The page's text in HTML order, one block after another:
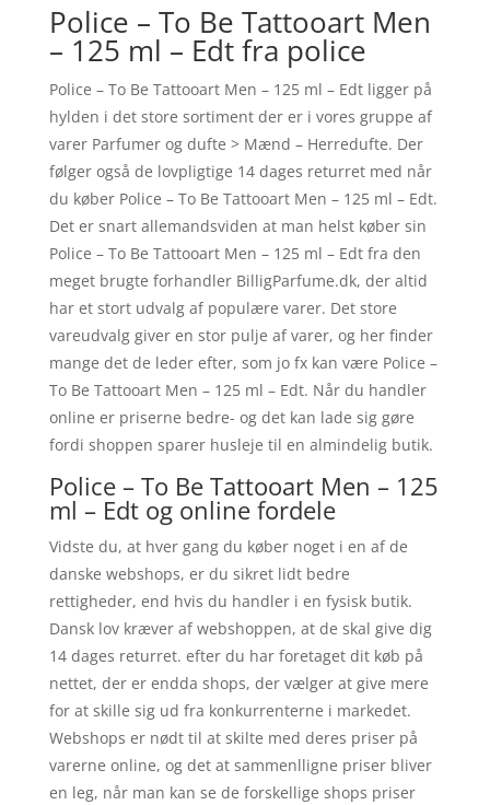
Police – To Be Tattooart Men
– 125 ml – Edt fra police
Police – To Be Tattooart Men – 125 ml – Edt ligger på
hylden i det store sortiment der er i vores gruppe af
varer Parfumer og dufte > Mænd – Herredufte. Der
følger også de lovpligtige 14 dages returret med når
du køber Police – To Be Tattooart Men – 125 ml – Edt.
Det er snart allemandsviden at man helst køber sin
Police – To Be Tattooart Men – 125 ml – Edt fra den
meget brugte forhandler BilligParfume.dk, der altid
har et stort udvalg af populære varer. Det store
vareudvalg giver en stor pulje af varer, og her finder
mange det de leder efter, som jo fx kan være Police –
To Be Tattooart Men – 125 ml – Edt. Når du handler
online er priserne bedre- og det kan lade sig gøre
fordi shoppen sparer husleje til en almindelig butik.
Police – To Be Tattooart Men – 125
ml – Edt og online fordele
Vidste du, at hver gang du køber noget i en af de
danske webshops, er du sikret lidt bedre
rettigheder, end hvis du handler i en fysisk butik.
Dansk lov kræver af webshoppen, at de skal give dig
14 dages returret. efter du har foretaget dit køb på
nettet, der er endda shops, der vælger at give mere
for at skille sig ud fra konkurrenterne i markedet.
Webshops er nødt til at skilte med deres priser på
varerne online, og det at sammenlligne priser bliver
en leg, når man kan se de forskellige shops priser